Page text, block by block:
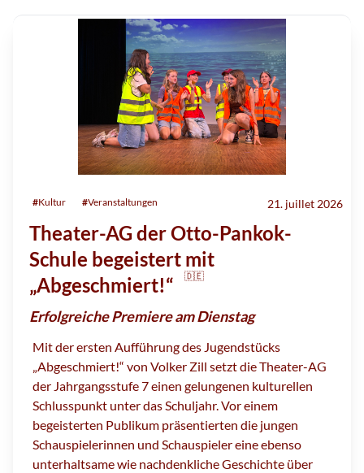
#Kultur #Veranstaltungen 21. juillet 2026
Theater-AG der Otto-Pankok-
Schule begeistert mit
„Abgeschmiert!“
🇩🇪
Erfolgreiche Premiere am Dienstag
Mit der ersten Aufführung des Jugendstücks
„Abgeschmiert!“ von Volker Zill setzt die Theater-AG
der Jahrgangsstufe 7 einen gelungenen kulturellen
Schlusspunkt unter das Schuljahr. Vor einem
begeisterten Publikum präsentierten die jungen
Schauspielerinnen und Schauspieler eine ebenso
unterhaltsame wie nachdenkliche Geschichte über